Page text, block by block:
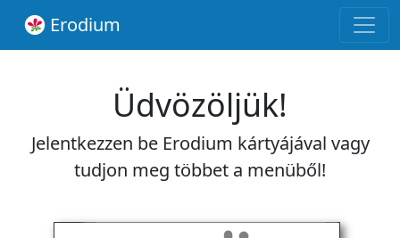
Erodium
Üdvözöljük!
Jelentkezzen be Erodium kártyájával vagy
tudjon meg többet a menüből!